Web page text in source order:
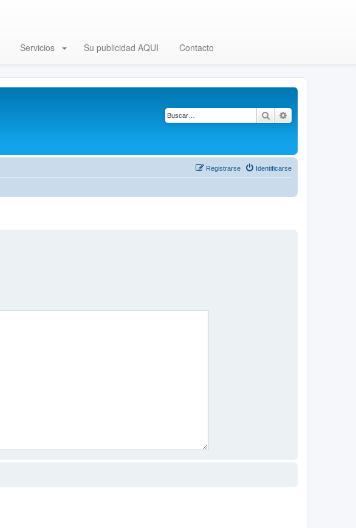
Servicios Su publicidad AQUI Contacto
Buscar
Identificarse
Registrarse